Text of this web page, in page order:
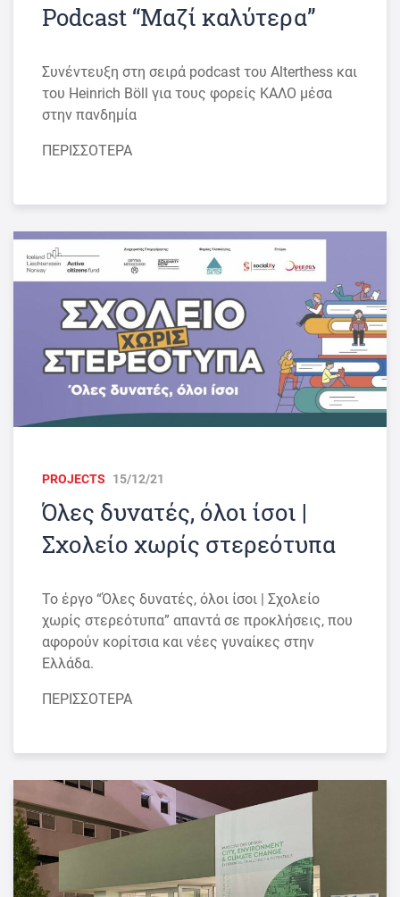
Podcast “Μαζί καλύτερα”
Συνέντευξη στη σειρά podcast του Alterthess και
του Heinrich Böll για τους φορείς ΚΑΛΟ μέσα
στην πανδημία
ΠΕΡΙΣΣΟΤΕΡΑ
PROJECTS 15/12/21
Όλες δυνατές, όλοι ίσοι |
Σχολείο χωρίς στερεότυπα
To έργο “Όλες δυνατές, όλοι ίσοι | Σχολείο
χωρίς στερεότυπα” απαντά σε προκλήσεις, που
αφορούν κορίτσια και νέες γυναίκες στην
Ελλάδα.
ΠΕΡΙΣΣΟΤΕΡΑ